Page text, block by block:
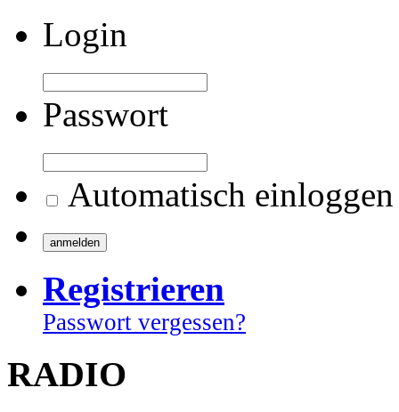
Login
Passwort
Automatisch einloggen
Registrieren
Passwort vergessen?
RADIO